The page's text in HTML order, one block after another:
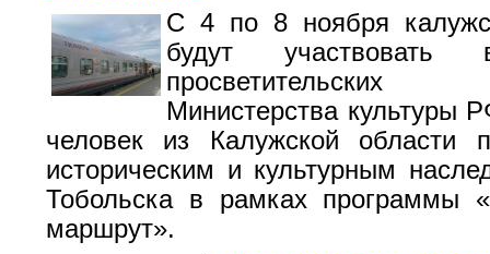
С 4 по 8 ноября
будут участвовать
просветительских
Министерства культуры
человек из Калужской области
историческим и культурным
Тобольска в рамках программы
маршрут».